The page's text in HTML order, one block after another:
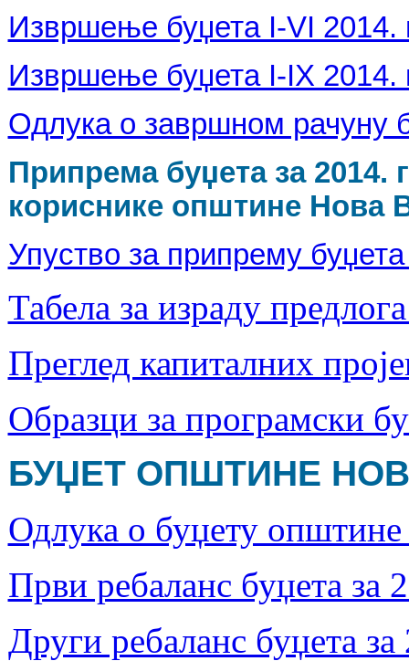
Извршење буџета I-VI 2014.
Извршење буџета I-IX 2014.
Одлука о завршном рачуну
Припрема буџета за 2014.
кориснике општине Нова
Упуство за припрему
Табела за израду
Преглед капиталних
Образци за програмски
БУЏЕТ ОПШТИНЕ
Одлука о буџету
Први ребаланс буџета за
Други ребаланс буџета